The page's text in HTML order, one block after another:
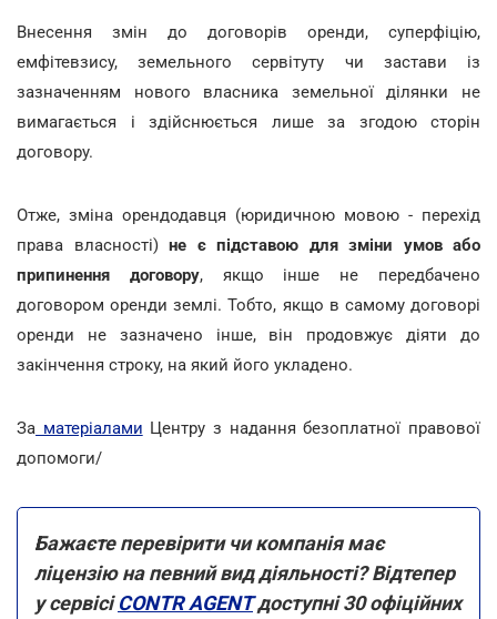
Внесення змін до договорів оренди, суперфіцію,
емфітевзису, земельного сервітуту чи застави із
зазначенням нового власника земельної ділянки не
вимагається і здійснюється лише за згодою сторін
договору.
Отже, зміна орендодавця (юридичною мовою - перехід
права власності) не є підставою для зміни умов або
припинення договору, якщо інше не передбачено
договором оренди землі. Тобто, якщо в самому договорі
оренди не зазначено інше, він продовжує діяти до
закінчення строку, на який його укладено.
За матеріалами Центру з надання безоплатної правової
допомоги/
Бажаєте перевірити чи компанія має
ліцензію на певний вид діяльності? Відтепер
у сервісіCONTR AGENTдоступні 30 офіційних